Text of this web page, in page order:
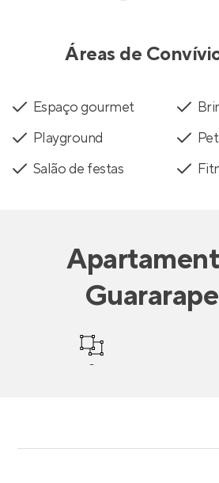
Áreas de
Espaço gourmet
Playground
Salão de festas
-